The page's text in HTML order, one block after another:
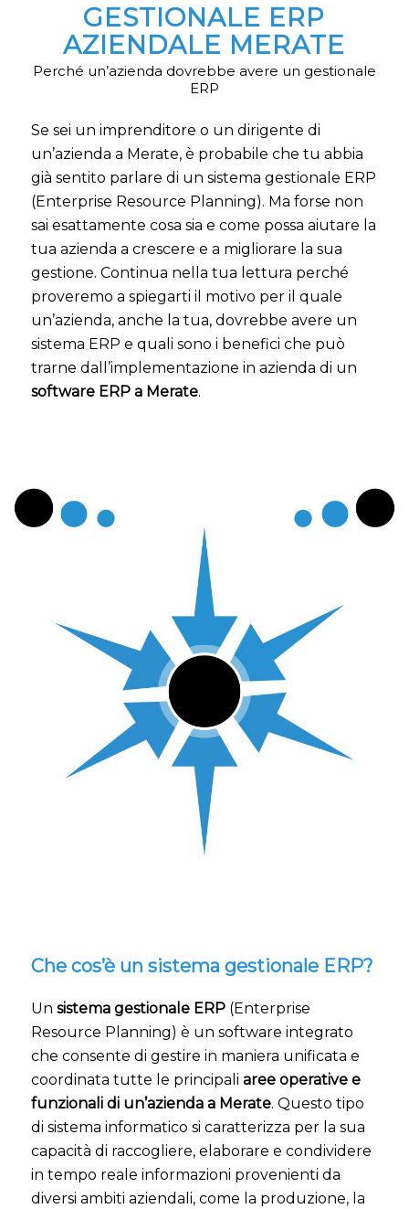
GESTIONALE ERP
AZIENDALE MERATE
Perché un’azienda dovrebbe avere un gestionale
ERP
Se sei un imprenditore o un dirigente di
un’azienda a Merate, è probabile che tu abbia
già sentito parlare di un sistema gestionale ERP
(Enterprise Resource Planning). Ma forse non
sai esattamente cosa sia e come possa aiutare la
tua azienda a crescere e a migliorare la sua
gestione. Continua nella tua lettura perché
proveremo a spiegarti il motivo per il quale
un’azienda, anche la tua, dovrebbe avere un
sistema ERP e quali sono i benefici che può
trarne dall’implementazione in azienda di un
software ERP a Merate.
Che cos’è un sistema gestionale ERP?
Un sistema gestionale ERP (Enterprise
Resource Planning) è un software integrato
che consente di gestire in maniera unificata e
coordinata tutte le principali aree operative e
funzionali di un’azienda a Merate. Questo tipo
di sistema informatico si caratterizza per la sua
capacità di raccogliere, elaborare e condividere
in tempo reale informazioni provenienti da
diversi ambiti aziendali, come la produzione, la